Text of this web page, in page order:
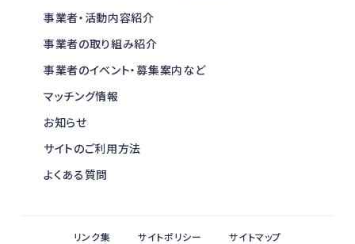
事業者・活動内容紹介
事業者の取り組み紹介
事業者のイベント・募集案内など
マッチング情報
お知らせ
サイトのご利用方法
よくある質問
リンク集 サイトポリシー
サイトマップ